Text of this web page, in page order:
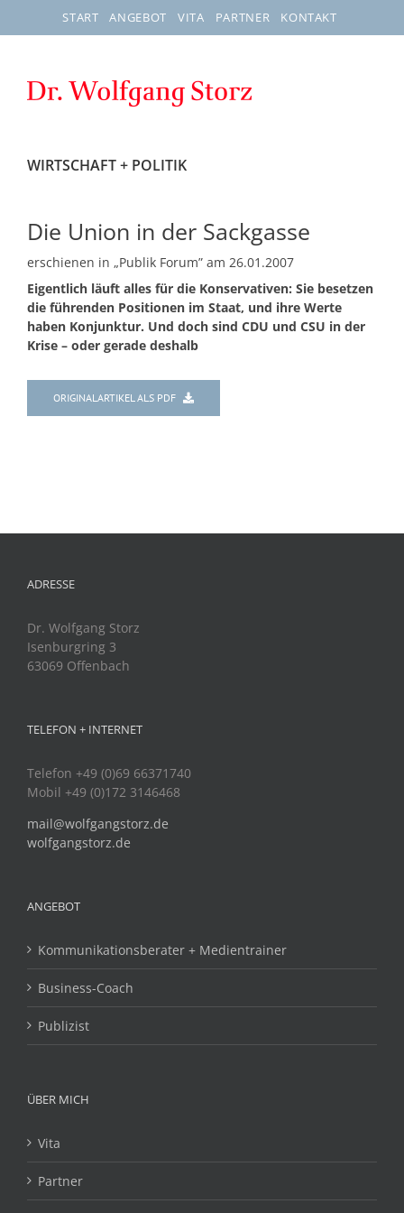
START ANGEBOT VITA PARTNER KONTAKT
WIRTSCHAFT + POLITIK
Die Union in der Sackgasse
erschienen in „Publik Forum” am 26.01.2007
Eigentlich läuft alles für die Konservativen: Sie besetzen
die führenden Positionen im Staat, und ihre Werte
haben Konjunktur. Und doch sind CDU und CSU in der
Krise – oder gerade deshalb
ORIGINALARTIKEL ALS PDF
ADRESSE
Dr. Wolfgang Storz
Isenburgring 3
63069 Offenbach
TELEFON + INTERNET
Telefon +49 (0)69 66371740
Mobil +49 (0)172 3146468
mail@wolfgangstorz.de
wolfgangstorz.de
ANGEBOT
Kommunikationsberater + Medientrainer
Business-Coach
Publizist
ÜBER MICH
Vita
Partner